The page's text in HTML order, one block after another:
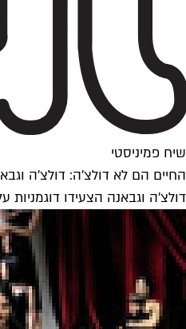
שיח פמיניסטי
החיים הם לא דולצ'ה: דולצ'ה
דולצ'ה וגבאנה הצעידו